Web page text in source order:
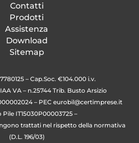
Contatti
Prodotti
Assistenza
Download
Sitemap
– Cap.Soc. €104.000 i.v.
VA – n.25744 Trib. Busto Arsizio
– PEC eurobil@certimprese.it
Pile IT15030P00003725 –
trattati nel rispetto della normativa
(D.L. 196/03)